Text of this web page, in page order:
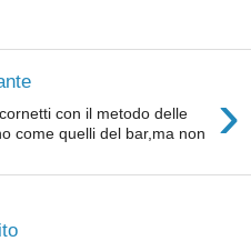
›
con il metodo delle
come quelli del bar,ma non